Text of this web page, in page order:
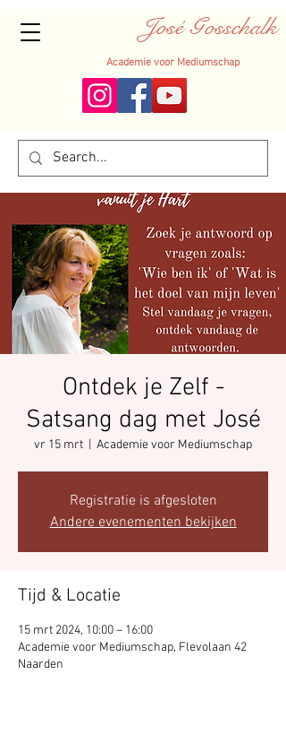
José Gosschalk
Academie voor Mediumschap
Ontdek je Zelf -
Satsang dag met José
vr 15 mrt Academie voor Mediumschap
Registratie is afgesloten
Andere evenementen bekijken
Tijd & Locatie
15 mrt 2024, 10:00 – 16:00
Academie voor Mediumschap, Flevolaan 42
Naarden